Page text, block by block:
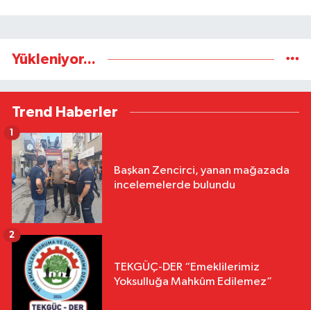
Yükleniyor...
Trend Haberler
Başkan Zencirci, yanan mağazada
incelemelerde bulundu
1
TEKGÜÇ-DER “Emeklilerimiz
Yoksulluğa Mahkûm Edilemez”
2